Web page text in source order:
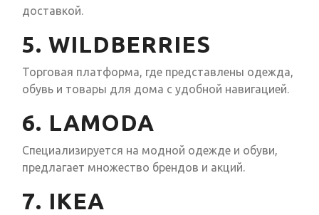
доставкой.
5. WILDBERRIES
Торговая платформа, где представлены одежда,
обувь и товары для дома с удобной навигацией.
6. LAMODA
Специализируется на модной одежде и обуви,
предлагает множество брендов и акций.
7. IKEA